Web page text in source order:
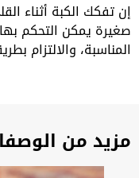
إن تفكك الكبة أثناء
صغيرة يمكن التحكم
المناسبة، والالتزام
مزيد من